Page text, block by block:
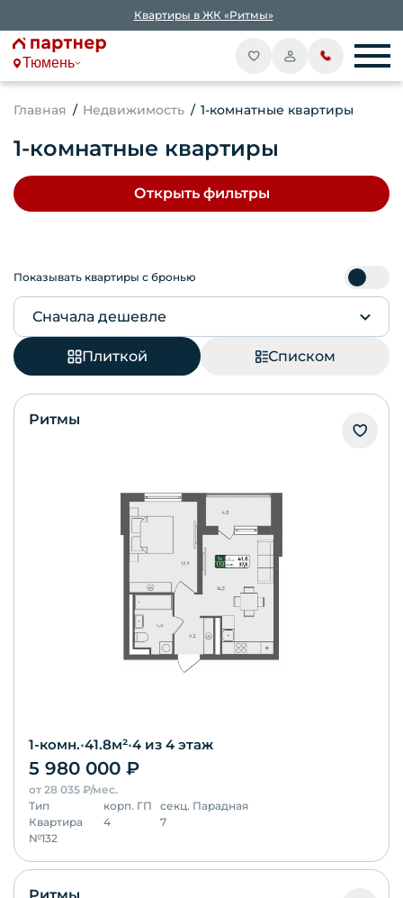
Квартиры в ЖК «Ритмы»
Тюмень
Главная Недвижимость 1-комнатные квартиры
1-комнатные квартиры
Открыть фильтры
Показывать квартиры с бронью
Сначала дешевле
Плиткой Списком
Ритмы
1-комн.•41.8м²•4 из 4 этаж
5 980 000 ₽
от 28 035 ₽/мес.
Тип
Квартира
корп. ГП
4
секц. Парадная
7
№132